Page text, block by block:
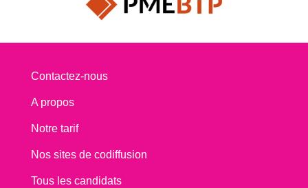
Contactez-nous
A propos
Notre tarif
Nos sites de codiffusion
Tous les candidats